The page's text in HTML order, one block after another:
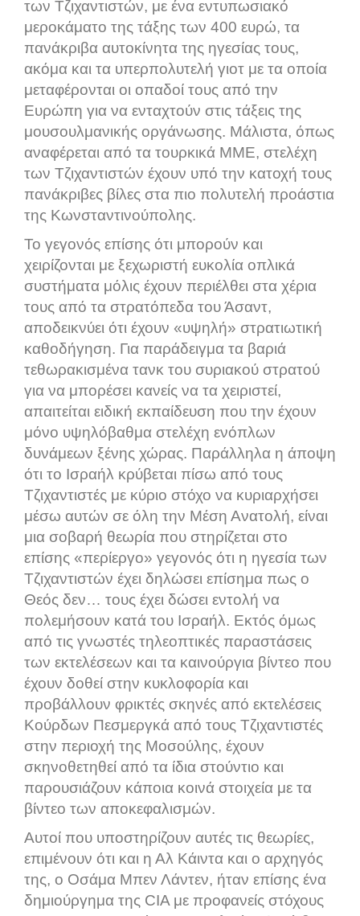
των Τζιχαντιστών, με ένα εντυπωσιακό
μεροκάματο της τάξης των 400 ευρώ, τα
πανάκριβα αυτοκίνητα της ηγεσίας τους,
ακόμα και τα υπερπολυτελή γιοτ με τα οποία
μεταφέρονται οι οπαδοί τους από την
Ευρώπη για να ενταχτούν στις τάξεις της
μουσουλμανικής οργάνωσης. Μάλιστα, όπως
αναφέρεται από τα τουρκικά ΜΜΕ, στελέχη
των Τζιχαντιστών έχουν υπό την κατοχή τους
πανάκριβες βίλες στα πιο πολυτελή προάστια
της Κωνσταντινούπολης.
Το γεγονός επίσης ότι μπορούν και
χειρίζονται με ξεχωριστή ευκολία οπλικά
συστήματα μόλις έχουν περιέλθει στα χέρια
τους από τα στρατόπεδα του Άσαντ,
αποδεικνύει ότι έχουν «υψηλή» στρατιωτική
καθοδήγηση. Για παράδειγμα τα βαριά
τεθωρακισμένα τανκ του συριακού στρατού
για να μπορέσει κανείς να τα χειριστεί,
απαιτείται ειδική εκπαίδευση που την έχουν
μόνο υψηλόβαθμα στελέχη ενόπλων
δυνάμεων ξένης χώρας. Παράλληλα η άποψη
ότι το Ισραήλ κρύβεται πίσω από τους
Τζιχαντιστές με κύριο στόχο να κυριαρχήσει
μέσω αυτών σε όλη την Μέση Ανατολή, είναι
μια σοβαρή θεωρία που στηρίζεται στο
επίσης «περίεργο» γεγονός ότι η ηγεσία των
Τζιχαντιστών έχει δηλώσει επίσημα πως ο
Θεός δεν… τους έχει δώσει εντολή να
πολεμήσουν κατά του Ισραήλ. Εκτός όμως
από τις γνωστές τηλεοπτικές παραστάσεις
των εκτελέσεων και τα καινούργια βίντεο που
έχουν δοθεί στην κυκλοφορία και
προβάλλουν φρικτές σκηνές από εκτελέσεις
Κούρδων Πεσμεργκά από τους Τζιχαντιστές
στην περιοχή της Μοσούλης, έχουν
σκηνοθετηθεί από τα ίδια στούντιο και
παρουσιάζουν κάποια κοινά στοιχεία με τα
βίντεο των αποκεφαλισμών.
Αυτοί που υποστηρίζουν αυτές τις θεωρίες,
επιμένουν ότι και η Αλ Κάιντα και ο αρχηγός
της, ο Οσάμα Μπεν Λάντεν, ήταν επίσης ένα
δημιούργημα της CIA με προφανείς στόχους